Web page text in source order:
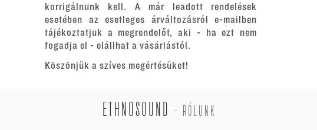
korrigálnunk kell. A már leadott rendelések
esetében az esetleges árváltozásról e-mailben
tájékoztatjuk a megrendelőt, aki - ha ezt nem
fogadja el - elállhat a vásárlástól.
Köszönjük a szíves megértésüket!
ETHNOSOUND - RÓLUNK